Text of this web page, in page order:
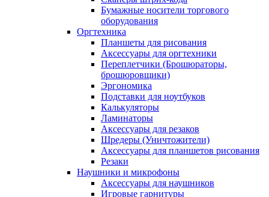
Бумажные носители торгового
оборудования
Оргтехника
Планшеты для рисования
Аксессуары для оргтехники
Переплетчики (Брошюраторы,
брошюровщики)
Эргономика
Подставки для ноутбуков
Калькуляторы
Ламинаторы
Аксессуары для резаков
Шредеры (Уничтожители)
Аксессуары для планшетов рисования
Резаки
Наушники и микрофоны
Аксессуары для наушников
Игровые гарнитуры